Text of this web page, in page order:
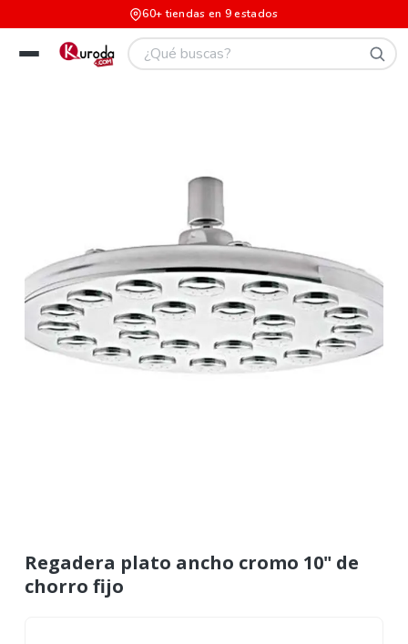
60+ tiendas en 9 estados
Regadera plato ancho cromo 10" de
chorro fijo